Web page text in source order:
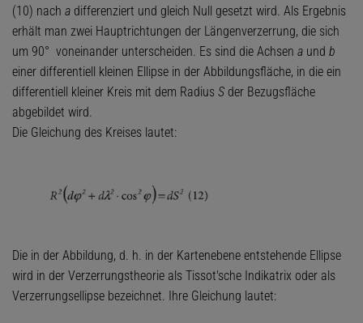
(10) nach a differenziert und gleich Null gesetzt wird. Als Ergebnis
erhält man zwei Hauptrichtungen der Längenverzerrung, die sich
um 90° voneinander unterscheiden. Es sind die Achsen a und b
einer differentiell kleinen Ellipse in der Abbildungsfläche, in die ein
differentiell kleiner Kreis mit dem Radius S der Bezugsfläche
abgebildet wird.
Die Gleichung des Kreises lautet:
Die in der Abbildung, d. h. in der Kartenebene entstehende Ellipse
wird in der Verzerrungstheorie als Tissot'sche Indikatrix oder als
Verzerrungsellipse bezeichnet. Ihre Gleichung lautet: